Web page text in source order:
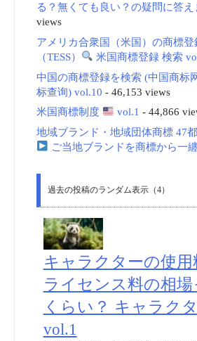
る？無くても良い？の疑問に答え
views
アメリカ合衆国（米国）の商標登
（TESS）
米国商標登録 検索
中国の商標登録を検索 (中国商标
标查询) vol.10 - 46,153 views
米国商標制度
vol.1 - 44,866
地域ブランド・地域団体商標 47
ご当地ブランドを商標から一
過去の投稿のランダム表示（4）
キャラクターの使用
ライセンス料の相
くらい？ キャラク
vol.1